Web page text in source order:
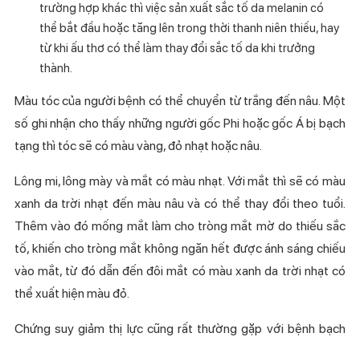
trường hợp khác thì việc sản xuất sắc tố da melanin có
thể bắt đầu hoặc tăng lên trong thời thanh niên thiếu, hay
từ khi ấu thơ có thể làm thay đổi sắc tố da khi trưởng
thành.
Màu tóc của người bệnh có thể chuyển từ trắng đến nâu. Một
số ghi nhận cho thấy những người gốc Phi hoặc gốc Á bị bạch
tạng thì tóc sẽ có màu vàng, đỏ nhạt hoặc nâu.
Lông mi, lông mày và mắt có màu nhạt. Với mắt thì sẽ có màu
xanh da trời nhạt đến màu nâu và có thể thay đổi theo tuổi.
Thêm vào đó mống mắt làm cho tròng mắt mờ do thiếu sắc
tố, khiến cho tròng mắt không ngăn hết được ánh sáng chiếu
vào mắt, từ đó dẫn đến đôi mắt có màu xanh da trời nhạt có
thể xuất hiện màu đỏ.
Chứng suy giảm thị lực cũng rất thường gặp với bệnh bạch